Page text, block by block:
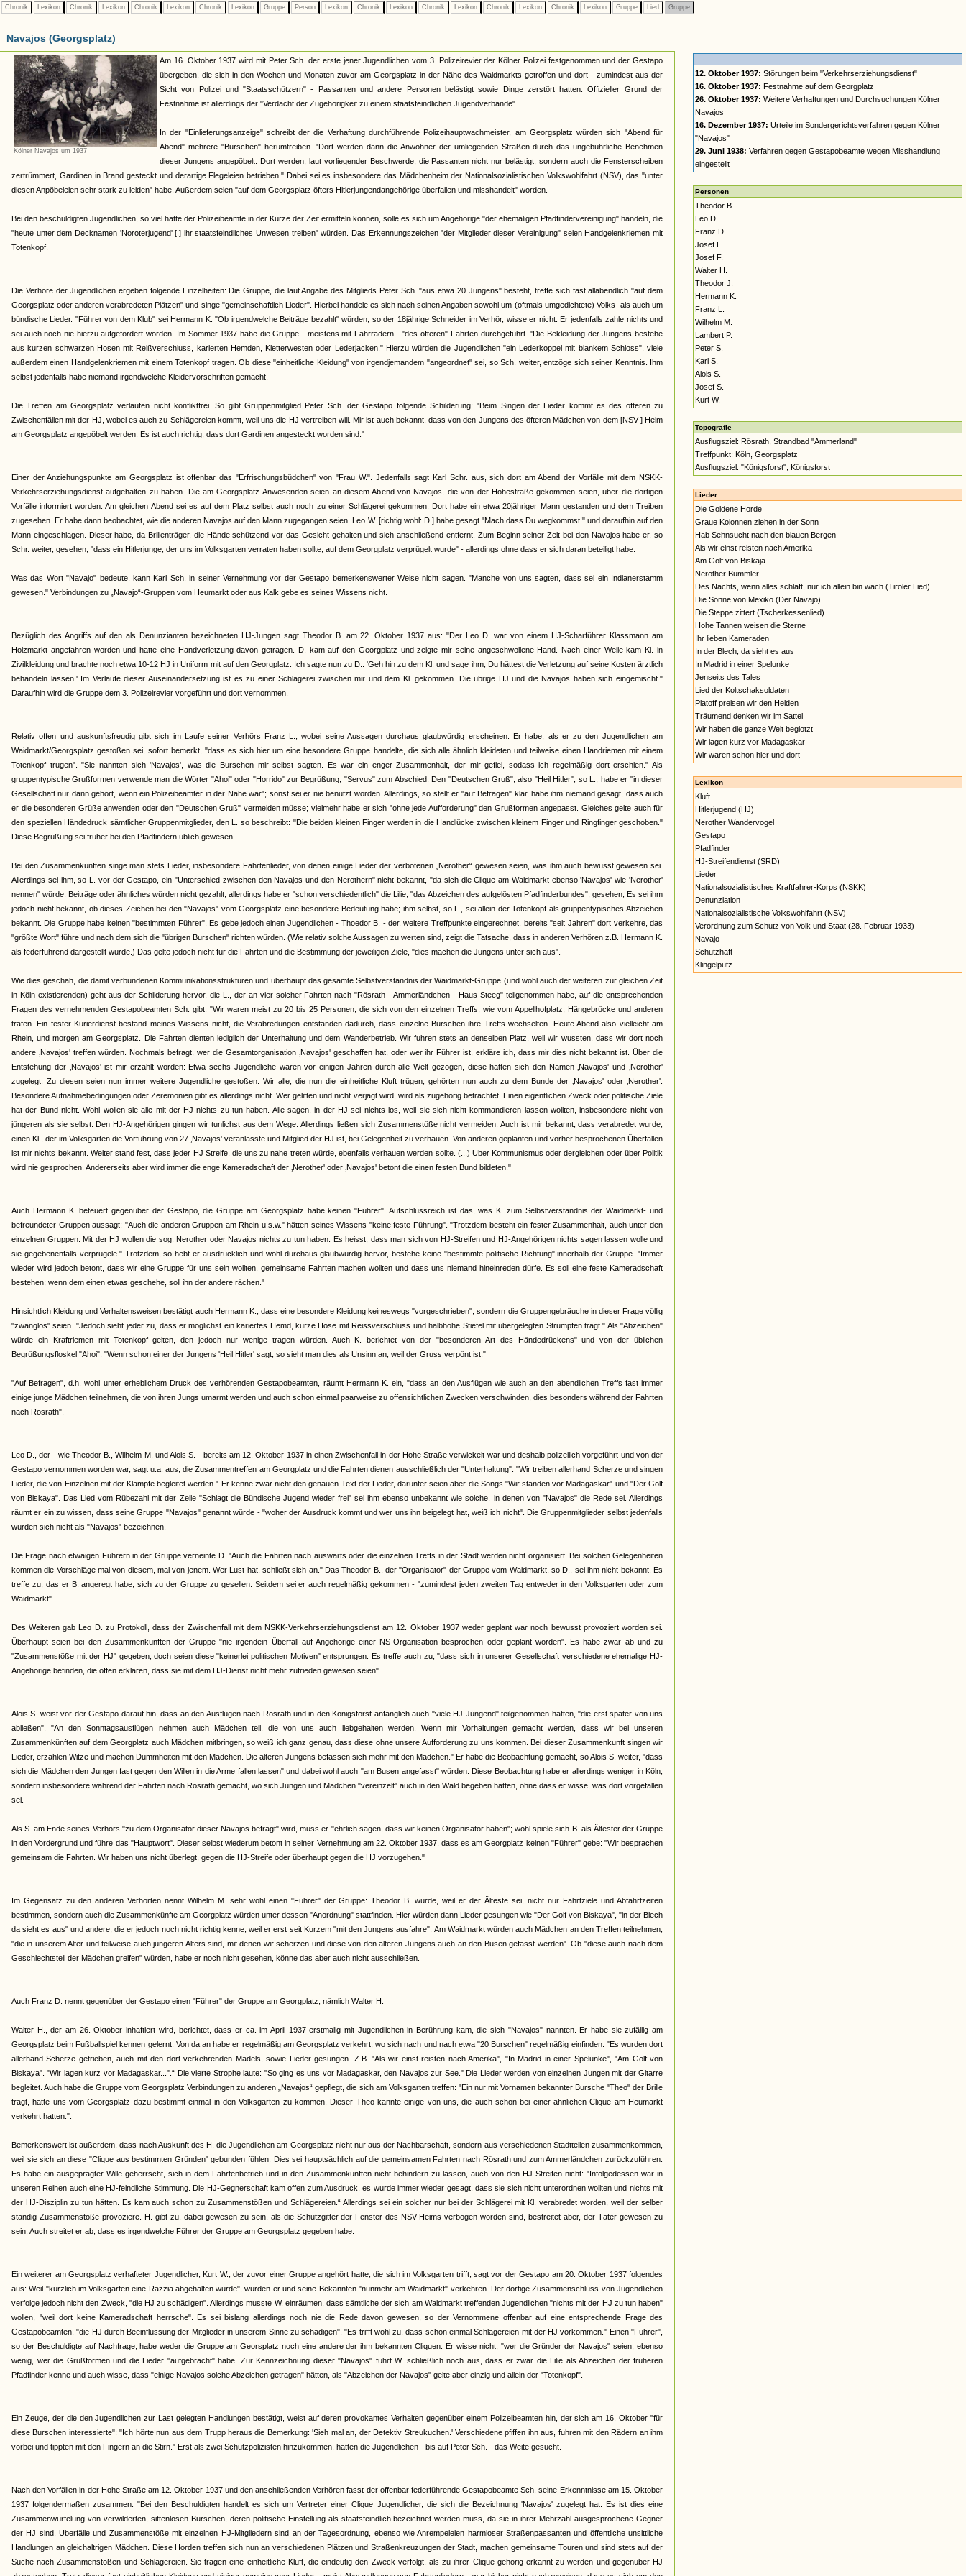
Chronik Lexikon Chronik Lexikon Chronik Lexikon Chronik Lexikon Gruppe Person Lexikon Chronik Lexikon Chronik Lexikon Chronik Lexikon Chronik Lexikon Gruppe Lied Gruppe
Navajos (Georgsplatz)
Kölner Navajos um 1937
Am 16. Oktober 1937 wird mit Peter Sch. der erste jener Jugendlichen vom 3. Polizeirevier der Kölner Polizei festgenommen und der Gestapo
übergeben, die sich in den Wochen und Monaten zuvor am Georgsplatz in der Nähe des Waidmarkts getroffen und dort - zumindest aus der
Sicht von Polizei und "Staatsschützern" - Passanten und andere Personen belästigt sowie Dinge zerstört hatten. Offizieller Grund der
Festnahme ist allerdings der "Verdacht der Zugehörigkeit zu einem staatsfeindlichen Jugendverbande".
In der "Einlieferungsanzeige" schreibt der die Verhaftung durchführende Polizeihauptwachmeister, am Georgsplatz würden sich "Abend für
Abend" mehrere "Burschen" herumtreiben. "Dort werden dann die Anwohner der umliegenden Straßen durch das ungebührliche Benehmen
dieser Jungens angepöbelt. Dort werden, laut vorliegender Beschwerde, die Passanten nicht nur belästigt, sondern auch die Fensterscheiben
zertrümmert, Gardinen in Brand gesteckt und derartige Flegeleien betrieben." Dabei sei es insbesondere das Mädchenheim der Nationalsozialistischen Volkswohlfahrt (NSV), das "unter
diesen Anpöbeleien sehr stark zu leiden" habe. Außerdem seien "auf dem Georgsplatz öfters Hitlerjungendangehörige überfallen und misshandelt" worden.
Bei den beschuldigten Jugendlichen, so viel hatte der Polizeibeamte in der Kürze der Zeit ermitteln können, solle es sich um Angehörige "der ehemaligen Pfadfindervereinigung" handeln, die
"heute unter dem Decknamen 'Noroterjugend' [!] ihr staatsfeindliches Unwesen treiben" würden. Das Erkennungszeichen "der Mitglieder dieser Vereinigung" seien Handgelenkriemen mit
Totenkopf.
Die Verhöre der Jugendlichen ergeben folgende Einzelheiten: Die Gruppe, die laut Angabe des Mitglieds Peter Sch. "aus etwa 20 Jungens" besteht, treffe sich fast allabendlich "auf dem
Georgsplatz oder anderen verabredeten Plätzen" und singe "gemeinschaftlich Lieder". Hierbei handele es sich nach seinen Angaben sowohl um (oftmals umgedichtete) Volks- als auch um
bündische Lieder. "Führer von dem Klub" sei Hermann K. "Ob irgendwelche Beiträge bezahlt" würden, so der 18jährige Schneider im Verhör, wisse er nicht. Er jedenfalls zahle nichts und
sei auch noch nie hierzu aufgefordert worden. Im Sommer 1937 habe die Gruppe - meistens mit Fahrrädern - "des öfteren" Fahrten durchgeführt. "Die Bekleidung der Jungens bestehe
aus kurzen schwarzen Hosen mit Reißverschluss, karierten Hemden, Kletterwesten oder Lederjacken." Hierzu würden die Jugendlichen "ein Lederkoppel mit blankem Schloss", viele
außerdem einen Handgelenkriemen mit einem Totenkopf tragen. Ob diese "einheitliche Kleidung" von irgendjemandem "angeordnet" sei, so Sch. weiter, entzöge sich seiner Kenntnis. Ihm
selbst jedenfalls habe niemand irgendwelche Kleidervorschriften gemacht.
Die Treffen am Georgsplatz verlaufen nicht konfliktfrei. So gibt Gruppenmitglied Peter Sch. der Gestapo folgende Schilderung: "Beim Singen der Lieder kommt es des öfteren zu
Zwischenfällen mit der HJ, wobei es auch zu Schlägereien kommt, weil uns die HJ vertreiben will. Mir ist auch bekannt, dass von den Jungens des öfteren Mädchen von dem [NSV-] Heim
am Georgsplatz angepöbelt werden. Es ist auch richtig, dass dort Gardinen angesteckt worden sind."
Einer der Anziehungspunkte am Georgsplatz ist offenbar das "Erfrischungsbüdchen" von "Frau W.". Jedenfalls sagt Karl Schr. aus, sich dort am Abend der Vorfälle mit dem NSKK-
Verkehrserziehungsdienst aufgehalten zu haben. Die am Georgsplatz Anwesenden seien an diesem Abend von Navajos, die von der Hohestraße gekommen seien, über die dortigen
Vorfälle informiert worden. Am gleichen Abend sei es auf dem Platz selbst auch noch zu einer Schlägerei gekommen. Dort habe ein etwa 20jähriger Mann gestanden und dem Treiben
zugesehen. Er habe dann beobachtet, wie die anderen Navajos auf den Mann zugegangen seien. Leo W. [richtig wohl: D.] habe gesagt "Mach dass Du wegkommst!" und daraufhin auf den
Mann eingeschlagen. Dieser habe, da Brillenträger, die Hände schützend vor das Gesicht gehalten und sich anschließend entfernt. Zum Beginn seiner Zeit bei den Navajos habe er, so
Schr. weiter, gesehen, "dass ein Hitlerjunge, der uns im Volksgarten verraten haben sollte, auf dem Georgplatz verprügelt wurde" - allerdings ohne dass er sich daran beteiligt habe.
Was das Wort "Navajo" bedeute, kann Karl Sch. in seiner Vernehmung vor der Gestapo bemerkenswerter Weise nicht sagen. "Manche von uns sagten, dass sei ein Indianerstamm
gewesen." Verbindungen zu „Navajo“-Gruppen vom Heumarkt oder aus Kalk gebe es seines Wissens nicht.
Bezüglich des Angriffs auf den als Denunzianten bezeichneten HJ-Jungen sagt Theodor B. am 22. Oktober 1937 aus: "Der Leo D. war von einem HJ-Scharführer Klassmann am
Holzmarkt angefahren worden und hatte eine Handverletzung davon getragen. D. kam auf den Georgplatz und zeigte mir seine angeschwollene Hand. Nach einer Weile kam Kl. in
Zivilkleidung und brachte noch etwa 10-12 HJ in Uniform mit auf den Georgplatz. Ich sagte nun zu D.: 'Geh hin zu dem Kl. und sage ihm, Du hättest die Verletzung auf seine Kosten ärztlich
behandeln lassen.' Im Verlaufe dieser Auseinandersetzung ist es zu einer Schlägerei zwischen mir und dem Kl. gekommen. Die übrige HJ und die Navajos haben sich eingemischt."
Daraufhin wird die Gruppe dem 3. Polizeirevier vorgeführt und dort vernommen.
Relativ offen und auskunftsfreudig gibt sich im Laufe seiner Verhörs Franz L., wobei seine Aussagen durchaus glaubwürdig erscheinen. Er habe, als er zu den Jugendlichen am
Waidmarkt/Georgsplatz gestoßen sei, sofort bemerkt, "dass es sich hier um eine besondere Gruppe handelte, die sich alle ähnlich kleideten und teilweise einen Handriemen mit einem
Totenkopf trugen". "Sie nannten sich 'Navajos', was die Burschen mir selbst sagten. Es war ein enger Zusammenhalt, der mir gefiel, sodass ich regelmäßig dort erschien." Als
gruppentypische Grußformen verwende man die Wörter "Ahoi" oder "Horrido" zur Begrüßung, "Servus" zum Abschied. Den "Deutschen Gruß", also "Heil Hitler", so L., habe er "in dieser
Gesellschaft nur dann gehört, wenn ein Polizeibeamter in der Nähe war"; sonst sei er nie benutzt worden. Allerdings, so stellt er "auf Befragen" klar, habe ihm niemand gesagt, dass auch
er die besonderen Grüße anwenden oder den "Deutschen Gruß" vermeiden müsse; vielmehr habe er sich "ohne jede Aufforderung" den Grußformen angepasst. Gleiches gelte auch für
den speziellen Händedruck sämtlicher Gruppenmitglieder, den L. so beschreibt: "Die beiden kleinen Finger werden in die Handlücke zwischen kleinem Finger und Ringfinger geschoben."
Diese Begrüßung sei früher bei den Pfadfindern üblich gewesen.
Bei den Zusammenkünften singe man stets Lieder, insbesondere Fahrtenlieder, von denen einige Lieder der verbotenen „Nerother“ gewesen seien, was ihm auch bewusst gewesen sei.
Allerdings sei ihm, so L. vor der Gestapo, ein "Unterschied zwischen den Navajos und den Nerothern" nicht bekannt, "da sich die Clique am Waidmarkt ebenso 'Navajos' wie 'Nerother'
nennen" würde. Beiträge oder ähnliches würden nicht gezahlt, allerdings habe er "schon verschiedentlich" die Lilie, "das Abzeichen des aufgelösten Pfadfinderbundes", gesehen, Es sei ihm
jedoch nicht bekannt, ob dieses Zeichen bei den "Navajos" vom Georgsplatz eine besondere Bedeutung habe; ihm selbst, so L., sei allein der Totenkopf als gruppentypisches Abzeichen
bekannt. Die Gruppe habe keinen "bestimmten Führer". Es gebe jedoch einen Jugendlichen - Thoedor B. - der, weitere Treffpunkte eingerechnet, bereits "seit Jahren" dort verkehre, das
"größte Wort" führe und nach dem sich die "übrigen Burschen" richten würden. (Wie relativ solche Aussagen zu werten sind, zeigt die Tatsache, dass in anderen Verhören z.B. Hermann K.
als federführend dargestellt wurde.) Das gelte jedoch nicht für die Fahrten und die Bestimmung der jeweiligen Ziele, "dies machen die Jungens unter sich aus".
Wie dies geschah, die damit verbundenen Kommunikationsstrukturen und überhaupt das gesamte Selbstverständnis der Waidmarkt-Gruppe (und wohl auch der weiteren zur gleichen Zeit
in Köln existierenden) geht aus der Schilderung hervor, die L., der an vier solcher Fahrten nach "Rösrath - Ammerländchen - Haus Steeg" teilgenommen habe, auf die entsprechenden
Fragen des vernehmenden Gestapobeamten Sch. gibt: "Wir waren meist zu 20 bis 25 Personen, die sich von den einzelnen Treffs, wie vom Appellhofplatz, Hängebrücke und anderen
trafen. Ein fester Kurierdienst bestand meines Wissens nicht, die Verabredungen entstanden dadurch, dass einzelne Burschen ihre Treffs wechselten. Heute Abend also vielleicht am
Rhein, und morgen am Georgsplatz. Die Fahrten dienten lediglich der Unterhaltung und dem Wanderbetrieb. Wir fuhren stets an denselben Platz, weil wir wussten, dass wir dort noch
andere ‚Navajos' treffen würden. Nochmals befragt, wer die Gesamtorganisation ‚Navajos' geschaffen hat, oder wer ihr Führer ist, erkläre ich, dass mir dies nicht bekannt ist. Über die
Entstehung der ‚Navajos' ist mir erzählt worden: Etwa sechs Jugendliche wären vor einigen Jahren durch alle Welt gezogen, diese hätten sich den Namen ‚Navajos' und ‚Nerother'
zugelegt. Zu diesen seien nun immer weitere Jugendliche gestoßen. Wir alle, die nun die einheitliche Kluft trügen, gehörten nun auch zu dem Bunde der ‚Navajos' oder ‚Nerother'.
Besondere Aufnahmebedingungen oder Zeremonien gibt es allerdings nicht. Wer gelitten und nicht verjagt wird, wird als zugehörig betrachtet. Einen eigentlichen Zweck oder politische Ziele
hat der Bund nicht. Wohl wollen sie alle mit der HJ nichts zu tun haben. Alle sagen, in der HJ sei nichts los, weil sie sich nicht kommandieren lassen wollten, insbesondere nicht von
jüngeren als sie selbst. Den HJ-Angehörigen gingen wir tunlichst aus dem Wege. Allerdings ließen sich Zusammenstöße nicht vermeiden. Auch ist mir bekannt, dass verabredet wurde,
einen Kl., der im Volksgarten die Vorführung von 27 ‚Navajos' veranlasste und Mitglied der HJ ist, bei Gelegenheit zu verhauen. Von anderen geplanten und vorher besprochenen Überfällen
ist mir nichts bekannt. Weiter stand fest, dass jeder HJ Streife, die uns zu nahe treten würde, ebenfalls verhauen werden sollte. (...) Über Kommunismus oder dergleichen oder über Politik
wird nie gesprochen. Andererseits aber wird immer die enge Kameradschaft der ‚Nerother' oder ‚Navajos' betont die einen festen Bund bildeten."
Auch Hermann K. beteuert gegenüber der Gestapo, die Gruppe am Georgsplatz habe keinen "Führer". Aufschlussreich ist das, was K. zum Selbstverständnis der Waidmarkt- und
befreundeter Gruppen aussagt: "Auch die anderen Gruppen am Rhein u.s.w." hätten seines Wissens "keine feste Führung". "Trotzdem besteht ein fester Zusammenhalt, auch unter den
einzelnen Gruppen. Mit der HJ wollen die sog. Nerother oder Navajos nichts zu tun haben. Es heisst, dass man sich von HJ-Streifen und HJ-Angehörigen nichts sagen lassen wolle und
sie gegebenenfalls verprügele." Trotzdem, so hebt er ausdrücklich und wohl durchaus glaubwürdig hervor, bestehe keine "bestimmte politische Richtung" innerhalb der Gruppe. "Immer
wieder wird jedoch betont, dass wir eine Gruppe für uns sein wollten, gemeinsame Fahrten machen wollten und dass uns niemand hineinreden dürfe. Es soll eine feste Kameradschaft
bestehen; wenn dem einen etwas geschehe, soll ihn der andere rächen."
Hinsichtlich Kleidung und Verhaltensweisen bestätigt auch Hermann K., dass eine besondere Kleidung keineswegs "vorgeschrieben", sondern die Gruppengebräuche in dieser Frage völlig
"zwanglos" seien. "Jedoch sieht jeder zu, dass er möglichst ein kariertes Hemd, kurze Hose mit Reissverschluss und halbhohe Stiefel mit übergelegten Strümpfen trägt." Als "Abzeichen"
würde ein Kraftriemen mit Totenkopf gelten, den jedoch nur wenige tragen würden. Auch K. berichtet von der "besonderen Art des Händedrückens" und von der üblichen
Begrüßungsfloskel "Ahoi". "Wenn schon einer der Jungens 'Heil Hitler' sagt, so sieht man dies als Unsinn an, weil der Gruss verpönt ist."
"Auf Befragen", d.h. wohl unter erheblichem Druck des verhörenden Gestapobeamten, räumt Hermann K. ein, "dass an den Ausflügen wie auch an den abendlichen Treffs fast immer
einige junge Mädchen teilnehmen, die von ihren Jungs umarmt werden und auch schon einmal paarweise zu offensichtlichen Zwecken verschwinden, dies besonders während der Fahrten
nach Rösrath".
Leo D., der - wie Theodor B., Wilhelm M. und Alois S. - bereits am 12. Oktober 1937 in einen Zwischenfall in der Hohe Straße verwickelt war und deshalb polizeilich vorgeführt und von der
Gestapo vernommen worden war, sagt u.a. aus, die Zusammentreffen am Georgplatz und die Fahrten dienen ausschließlich der "Unterhaltung". "Wir treiben allerhand Scherze und singen
Lieder, die von Einzelnen mit der Klampfe begleitet werden." Er kenne zwar nicht den genauen Text der Lieder, darunter seien aber die Songs "Wir standen vor Madagaskar" und "Der Golf
von Biskaya". Das Lied vom Rübezahl mit der Zeile "Schlagt die Bündische Jugend wieder frei" sei ihm ebenso unbekannt wie solche, in denen von "Navajos" die Rede sei. Allerdings
räumt er ein zu wissen, dass seine Gruppe "Navajos" genannt würde - "woher der Ausdruck kommt und wer uns ihn beigelegt hat, weiß ich nicht". Die Gruppenmitglieder selbst jedenfalls
würden sich nicht als "Navajos" bezeichnen.
Die Frage nach etwaigen Führern in der Gruppe verneinte D. "Auch die Fahrten nach auswärts oder die einzelnen Treffs in der Stadt werden nicht organisiert. Bei solchen Gelegenheiten
kommen die Vorschläge mal von diesem, mal von jenem. Wer Lust hat, schließt sich an." Das Theodor B., der "Organisator" der Gruppe vom Waidmarkt, so D., sei ihm nicht bekannt. Es
treffe zu, das er B. angeregt habe, sich zu der Gruppe zu gesellen. Seitdem sei er auch regelmäßig gekommen - "zumindest jeden zweiten Tag entweder in den Volksgarten oder zum
Waidmarkt".
Des Weiteren gab Leo D. zu Protokoll, dass der Zwischenfall mit dem NSKK-Verkehrserziehungsdienst am 12. Oktober 1937 weder geplant war noch bewusst provoziert worden sei.
Überhaupt seien bei den Zusammenkünften der Gruppe "nie irgendein Überfall auf Angehörige einer NS-Organisation besprochen oder geplant worden". Es habe zwar ab und zu
"Zusammenstöße mit der HJ" gegeben, doch seien diese "keinerlei politischen Motiven" entsprungen. Es treffe auch zu, "dass sich in unserer Gesellschaft verschiedene ehemalige HJ-
Angehörige befinden, die offen erklären, dass sie mit dem HJ-Dienst nicht mehr zufrieden gewesen seien".
Alois S. weist vor der Gestapo darauf hin, dass an den Ausflügen nach Rösrath und in den Königsforst anfänglich auch "viele HJ-Jungend" teilgenommen hätten, "die erst später von uns
abließen". "An den Sonntagsausflügen nehmen auch Mädchen teil, die von uns auch liebgehalten werden. Wenn mir Vorhaltungen gemacht werden, dass wir bei unseren
Zusammenkünften auf dem Georgplatz auch Mädchen mitbringen, so weiß ich ganz genau, dass diese ohne unsere Aufforderung zu uns kommen. Bei dieser Zusammenkunft singen wir
Lieder, erzählen Witze und machen Dummheiten mit den Mädchen. Die älteren Jungens befassen sich mehr mit den Mädchen." Er habe die Beobachtung gemacht, so Alois S. weiter, "dass
sich die Mädchen den Jungen fast gegen den Willen in die Arme fallen lassen" und dabei wohl auch "am Busen angefasst" würden. Diese Beobachtung habe er allerdings weniger in Köln,
sondern insbesondere während der Fahrten nach Rösrath gemacht, wo sich Jungen und Mädchen "vereinzelt" auch in den Wald begeben hätten, ohne dass er wisse, was dort vorgefallen
sei.
Als S. am Ende seines Verhörs "zu dem Organisator dieser Navajos befragt" wird, muss er "ehrlich sagen, dass wir keinen Organisator haben"; wohl spiele sich B. als Ältester der Gruppe
in den Vordergrund und führe das "Hauptwort". Dieser selbst wiederum betont in seiner Vernehmung am 22. Oktober 1937, dass es am Georgplatz keinen "Führer" gebe: "Wir besprachen
gemeinsam die Fahrten. Wir haben uns nicht überlegt, gegen die HJ-Streife oder überhaupt gegen die HJ vorzugehen."
Im Gegensatz zu den anderen Verhörten nennt Wilhelm M. sehr wohl einen "Führer" der Gruppe: Theodor B. würde, weil er der Älteste sei, nicht nur Fahrtziele und Abfahrtzeiten
bestimmen, sondern auch die Zusammenkünfte am Georgplatz würden unter dessen "Anordnung" stattfinden. Hier würden dann Lieder gesungen wie "Der Golf von Biskaya", "in der Blech
da sieht es aus" und andere, die er jedoch noch nicht richtig kenne, weil er erst seit Kurzem "mit den Jungens ausfahre". Am Waidmarkt würden auch Mädchen an den Treffen teilnehmen,
"die in unserem Alter und teilweise auch jüngeren Alters sind, mit denen wir scherzen und diese von den älteren Jungens auch an den Busen gefasst werden". Ob "diese auch nach dem
Geschlechtsteil der Mädchen greifen" würden, habe er noch nicht gesehen, könne das aber auch nicht ausschließen.
Auch Franz D. nennt gegenüber der Gestapo einen "Führer" der Gruppe am Georgplatz, nämlich Walter H.
Walter H., der am 26. Oktober inhaftiert wird, berichtet, dass er ca. im April 1937 erstmalig mit Jugendlichen in Berührung kam, die sich "Navajos" nannten. Er habe sie zufällig am
Georgsplatz beim Fußballspiel kennen gelernt. Von da an habe er regelmäßig am Georgsplatz verkehrt, wo sich nach und nach etwa "20 Burschen" regelmäßig einfinden: "Es wurden dort
allerhand Scherze getrieben, auch mit den dort verkehrenden Mädels, sowie Lieder gesungen. Z.B. "Als wir einst reisten nach Amerika", "In Madrid in einer Spelunke", "Am Golf von
Biskaya". "Wir lagen kurz vor Madagaskar...".“ Die vierte Strophe laute: "So ging es uns vor Madagaskar, den Navajos zur See." Die Lieder werden von einzelnen Jungen mit der Gitarre
begleitet. Auch habe die Gruppe vom Georgsplatz Verbindungen zu anderen „Navajos“ gepflegt, die sich am Volksgarten treffen: "Ein nur mit Vornamen bekannter Bursche "Theo" der Brille
trägt, hatte uns vom Georgsplatz dazu bestimmt einmal in den Volksgarten zu kommen. Dieser Theo kannte einige von uns, die auch schon bei einer ähnlichen Clique am Heumarkt
verkehrt hatten.".
Bemerkenswert ist außerdem, dass nach Auskunft des H. die Jugendlichen am Georgsplatz nicht nur aus der Nachbarschaft, sondern aus verschiedenen Stadtteilen zusammenkommen,
weil sie sich an diese "Clique aus bestimmten Gründen" gebunden fühlen. Dies sei hauptsächlich auf die gemeinsamen Fahrten nach Rösrath und zum Ammerländchen zurückzuführen.
Es habe ein ausgeprägter Wille geherrscht, sich in dem Fahrtenbetrieb und in den Zusammenkünften nicht behindern zu lassen, auch von den HJ-Streifen nicht: "Infolgedessen war in
unseren Reihen auch eine HJ-feindliche Stimmung. Die HJ-Gegnerschaft kam offen zum Ausdruck, es wurde immer wieder gesagt, dass sie sich nicht unterordnen wollten und nichts mit
der HJ-Disziplin zu tun hätten. Es kam auch schon zu Zusammenstößen und Schlägereien.“ Allerdings sei ein solcher nur bei der Schlägerei mit Kl. verabredet worden, weil der selber
ständig Zusammenstöße provoziere. H. gibt zu, dabei gewesen zu sein, als die Schutzgitter der Fenster des NSV-Heims verbogen worden sind, bestreitet aber, der Täter gewesen zu
sein. Auch streitet er ab, dass es irgendwelche Führer der Gruppe am Georgsplatz gegeben habe.
Ein weiterer am Georgsplatz verhafteter Jugendlicher, Kurt W., der zuvor einer Gruppe angehört hatte, die sich im Volksgarten trifft, sagt vor der Gestapo am 20. Oktober 1937 folgendes
aus: Weil "kürzlich im Volksgarten eine Razzia abgehalten wurde", würden er und seine Bekannten "nunmehr am Waidmarkt" verkehren. Der dortige Zusammenschluss von Jugendlichen
verfolge jedoch nicht den Zweck, "die HJ zu schädigen". Allerdings musste W. einräumen, dass sämtliche der sich am Waidmarkt treffenden Jugendlichen "nichts mit der HJ zu tun haben"
wollen, "weil dort keine Kameradschaft herrsche". Es sei bislang allerdings noch nie die Rede davon gewesen, so der Vernommene offenbar auf eine entsprechende Frage des
Gestapobeamten, "die HJ durch Beeinflussung der Mitglieder in unserem Sinne zu schädigen". "Es trifft wohl zu, dass schon einmal Schlägereien mit der HJ vorkommen." Einen "Führer",
so der Beschuldigte auf Nachfrage, habe weder die Gruppe am Georsplatz noch eine andere der ihm bekannten Cliquen. Er wisse nicht, "wer die Gründer der Navajos" seien, ebenso
wenig, wer die Grußformen und die Lieder "aufgebracht" habe. Zur Kennzeichnung dieser "Navajos" führt W. schließlich noch aus, dass er zwar die Lilie als Abzeichen der früheren
Pfadfinder kenne und auch wisse, dass "einige Navajos solche Abzeichen getragen" hätten, als "Abzeichen der Navajos" gelte aber einzig und allein der "Totenkopf".
Ein Zeuge, der die den Jugendlichen zur Last gelegten Handlungen bestätigt, weist auf deren provokantes Verhalten gegenüber einem Polizeibeamten hin, der sich am 16. Oktober "für
diese Burschen interessierte": "Ich hörte nun aus dem Trupp heraus die Bemerkung: 'Sieh mal an, der Detektiv Streukuchen.' Verschiedene pfiffen ihn aus, fuhren mit den Rädern an ihm
vorbei und tippten mit den Fingern an die Stirn." Erst als zwei Schutzpolizisten hinzukommen, hätten die Jugendlichen - bis auf Peter Sch. - das Weite gesucht.
Nach den Vorfällen in der Hohe Straße am 12. Oktober 1937 und den anschließenden Verhören fasst der offenbar federführende Gestapobeamte Sch. seine Erkenntnisse am 15. Oktober
1937 folgendermaßen zusammen: "Bei den Beschuldigten handelt es sich um Vertreter einer Clique Jugendlicher, die sich die Bezeichnung 'Navajos' zugelegt hat. Es ist dies eine
Zusammenwürfelung von verwilderten, sittenlosen Burschen, deren politische Einstellung als staatsfeindlich bezeichnet werden muss, da sie in ihrer Mehrzahl ausgesprochene Gegner
der HJ sind. Überfälle und Zusammenstöße mit einzelnen HJ-Mitgliedern sind an der Tagesordnung, ebenso wie Anrempeleien harmloser Straßenpassanten und öffentliche unsittliche
Handlungen an gleichaltrigen Mädchen. Diese Horden treffen sich nun an verschiedenen Plätzen und Straßenkreuzungen der Stadt, machen gemeinsame Touren und sind stets auf der
Suche nach Zusammenstößen und Schlägereien. Sie tragen eine einheitliche Kluft, die eindeutig den Zweck verfolgt, als zu ihrer Clique gehörig erkannt zu werden und gegenüber HJ
12. Oktober 1937: Störungen beim "Verkehrserziehungsdienst"
16. Oktober 1937: Festnahme auf dem Georgplatz
26. Oktober 1937: Weitere Verhaftungen und Durchsuchungen Kölner
Navajos
16. Dezember 1937: Urteile im Sondergerichtsverfahren gegen Kölner
"Navajos"
29. Juni 1938: Verfahren gegen Gestapobeamte wegen Misshandlung
eingestellt
Personen
Theodor B.
Leo D.
Franz D.
Josef E.
Josef F.
Walter H.
Theodor J.
Hermann K.
Franz L.
Wilhelm M.
Lambert P.
Peter S.
Karl S.
Alois S.
Josef S.
Kurt W.
Topografie
Ausflugsziel: Rösrath, Strandbad "Ammerland"
Treffpunkt: Köln, Georgsplatz
Ausflugsziel: "Königsforst", Königsforst
Lieder
Die Goldene Horde
Graue Kolonnen ziehen in der Sonn
Hab Sehnsucht nach den blauen Bergen
Als wir einst reisten nach Amerika
Am Golf von Biskaja
Nerother Bummler
Des Nachts, wenn alles schläft, nur ich allein bin wach (Tiroler Lied)
Die Sonne von Mexiko (Der Navajo)
Die Steppe zittert (Tscherkessenlied)
Hohe Tannen weisen die Sterne
Ihr lieben Kameraden
In der Blech, da sieht es aus
In Madrid in einer Spelunke
Jenseits des Tales
Lied der Koltschaksoldaten
Platoff preisen wir den Helden
Träumend denken wir im Sattel
Wir haben die ganze Welt beglotzt
Wir lagen kurz vor Madagaskar
Wir waren schon hier und dort
Lexikon
Kluft
Hitlerjugend (HJ)
Nerother Wandervogel
Gestapo
Pfadfinder
HJ-Streifendienst (SRD)
Lieder
Nationalsozialistisches Kraftfahrer-Korps (NSKK)
Denunziation
Nationalsozialistische Volkswohlfahrt (NSV)
Verordnung zum Schutz von Volk und Staat (28. Februar 1933)
Navajo
Schutzhaft
Klingelpütz